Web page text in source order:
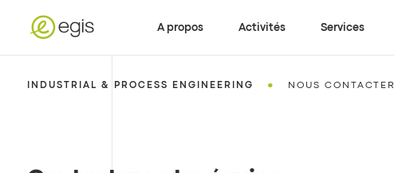
A propos Activités Services
INDUSTRIAL & PROCESS ENGINEERING • NOUS CONTACTER